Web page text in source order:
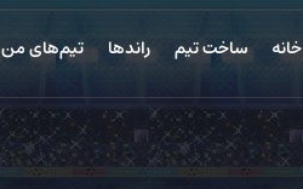
خانه ساخت تیم راندها تیم‌های من